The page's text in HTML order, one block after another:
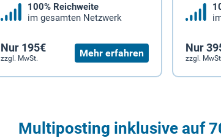
100% Reichweite
im gesamten Netzwerk
Nur 195€
zzgl. MwSt. Mehr erfahren Nur
zzgl.
Multiposting inklusive auf